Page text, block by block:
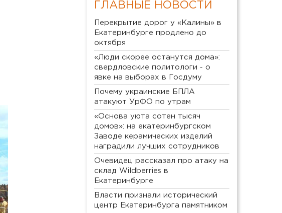
ГЛАВНЫЕ НОВОСТИ
Перекрытие дорог у «Калины» в
Екатеринбурге продлено до
октября
«Люди скорее останутся дома»:
свердловские политологи - о
явке на выборах в Госдуму
Почему украинские БПЛА
атакуют УрФО по утрам
«Основа уюта сотен тысяч
домов»: на екатеринбургском
Заводе керамических изделий
наградили лучших сотрудников
Очевидец рассказал про атаку на
склад Wildberries в
Екатеринбурге
Власти признали исторический
центр Екатеринбурга памятником